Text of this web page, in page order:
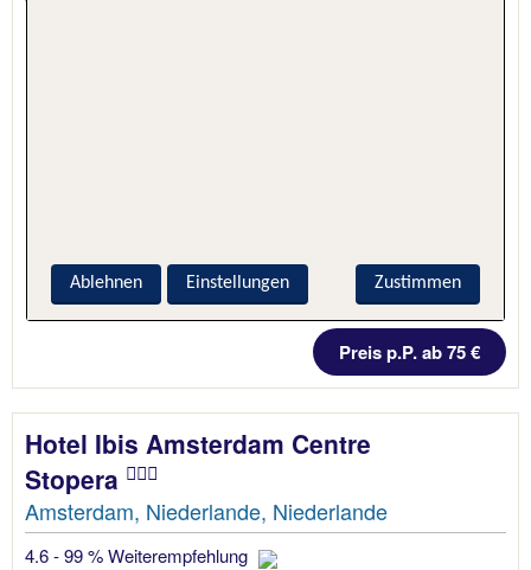
1 Nacht, Nur Hotel
Preis p.P. ab 75 €
Hotel Ibis Amsterdam Centre
Stopera
Amsterdam, Niederlande, Niederlande
4.6 - 99 % Weiterempfehlung
Zustimmen
Ablehnen Einstellungen